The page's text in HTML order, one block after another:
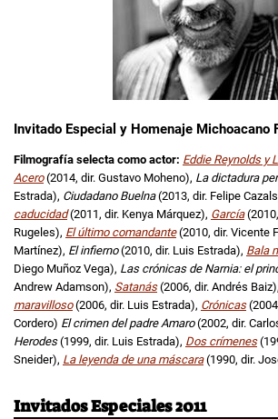
Invitado Especial y Homenaje Michoacano
Filmografía selecta como actor: Eddie Reynolds y
Acero (2014, dir. Gustavo Moheno), La dictadura
Estrada), Ciudadano Buelna(2013, dir. Felipe
caducidad (2011, dir. Kenya Márquez), García
Rugeles), El último comandante(2010, dir. Vicente
Martínez), El infierno(2010, dir. Luis Estrada), Bala
Diego Muñoz Vega), Las crónicas de Narnia: el
Andrew Adamson), Satanás(2006, dir. Andrés Baiz),
maravilloso(2006, dir. Luis Estrada), Crónicas
Cordero) El crimen del padre Amaro(2002, dir.
Herodes(1999, dir. Luis Estrada), Dos crímenes
Sneider), La leyenda de una máscara(1990, dir.
Invitados Especiales 2011